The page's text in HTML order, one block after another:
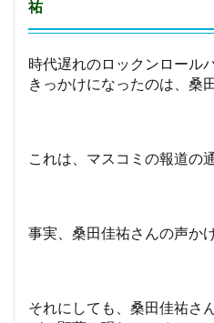
祐
時代遅れのロックンロール
きっかけになったのは、桑
これは、マスコミの報道の通
事実、桑田佳祐さんの声か
それにしても、桑田佳祐さ